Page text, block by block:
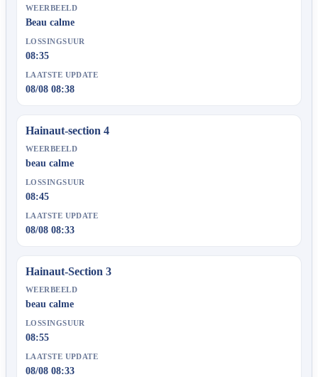
WEERBEELD
Beau calme
LOSSINGSUUR
08:35
LAATSTE UPDATE
08/08 08:38
Hainaut-section 4
WEERBEELD
beau calme
LOSSINGSUUR
08:45
LAATSTE UPDATE
08/08 08:33
Hainaut-Section 3
WEERBEELD
beau calme
LOSSINGSUUR
08:55
LAATSTE UPDATE
08/08 08:33